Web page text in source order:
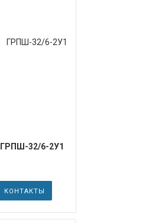
ГРПШ-32/6-2У1
КОНТАКТЫ